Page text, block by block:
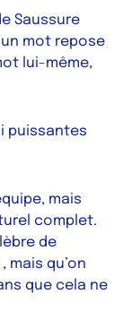
Saussure
mot repose
lui-même,
puissantes
mais
complet.
de
mais qu’on
que cela ne